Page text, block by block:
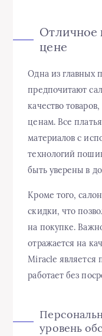
Отличное
цене
Одна из главных
предпочитают
качество
ценам. Все
материалов с
технологий
быть уверены в
Кроме того,
скидки, что
на покупке.
отражается на
Miracle является
работает без
уровень